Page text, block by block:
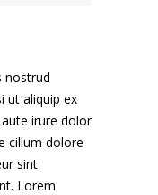
nostrud
ut aliquip ex
irure dolor
cillum dolore
sint
Lorem